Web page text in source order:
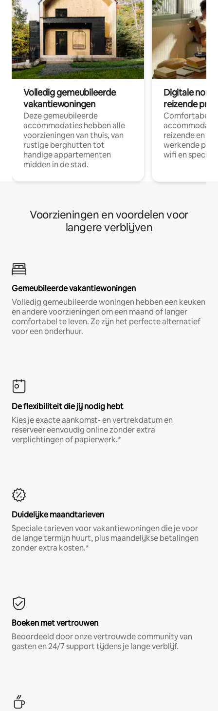
Volledig gemeubileerde
vakantiewoningen
Deze gemeubileerde
accommodaties hebben alle
voorzieningen van thuis, van
rustige berghutten tot
handige appartementen
midden in de stad.
Digitale
reizende
Comfortabele
reizende en
werkende
wifi en
Voorzieningen en voordelen voor
langere verblijven
Gemeubileerde vakantiewoningen
Volledig gemeubileerde woningen hebben een keuken
en andere voorzieningen om een maand of langer
comfortabel te leven. Ze zijn het perfecte alternatief
voor een onderhuur.
De flexibiliteit die jij nodig hebt
Kies je exacte aankomst- en vertrekdatum en
reserveer eenvoudig online zonder extra
verplichtingen of papierwerk.*
Duidelijke maandtarieven
Speciale tarieven voor vakantiewoningen die je voor
de lange termijn huurt, plus maandelijkse betalingen
zonder extra kosten.*
Boeken met vertrouwen
Beoordeeld door onze vertrouwde community van
gasten en 24/7 support tijdens je lange verblijf.